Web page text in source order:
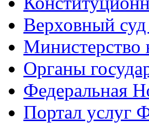
Верховный
Органы
Федеральная
Портал услуг